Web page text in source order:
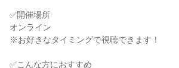
✅開催場所
オンライン
※お好きなタイミングで視聴できます！
✅こんな方におすすめ